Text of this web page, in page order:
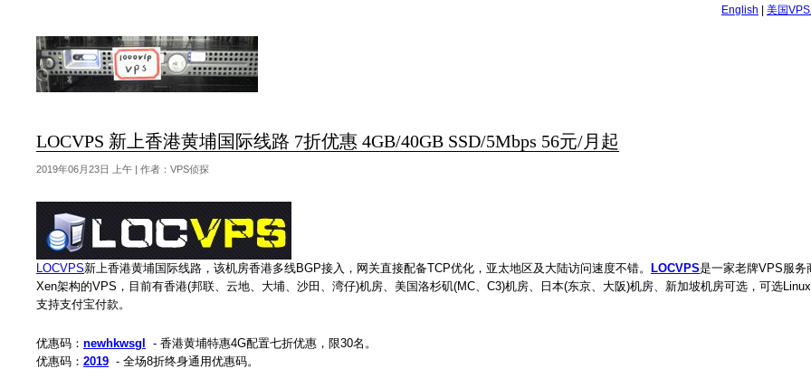
English 美国
LOCVPS 新上香港黄埔国际线路 7折优惠 4GB/40GB SSD/5Mbps 56元/月起
2019年06月23日 上午 | 作者：VPS侦探
LOCVPS新上香港黄埔国际线路，该机房香港多线BGP接入，网关直接配备TCP优化，亚太地区及大陆访问速度不错。 LOCVPS是一家老牌VPS服务
Xen架构的VPS，目前有香港(邦联、云地、大埔、沙田、湾仔)机房、美国洛杉矶(MC、C3)机房、日本(东京、大阪)机房、新加坡机房可选，可选
支持支付宝付款。
优惠码： newhkwsgl
- 香港黄埔特惠4G配置七折优惠，限30名。
优惠码： 2019 - 全场8折终身通用优惠码。